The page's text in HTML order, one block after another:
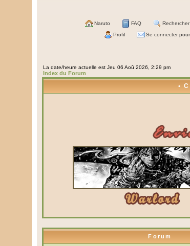
Naruto FAQ Rechercher
Profil Se connecter
La date/heure actuelle est Jeu 06 Aoû 2026, 2:29 pm
Index du Forum
•
Forum